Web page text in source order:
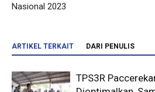
Nasional 2023
ARTIKEL TERKAIT DARI PENULIS
TPS3R